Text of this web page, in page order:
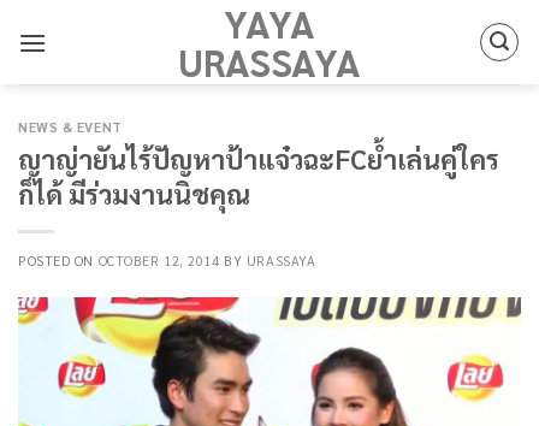
YAYA
URASSAYA
NEWS & EVENT
ญาญ่ายันไร้ปัญหาป้าแจ๋วฉะFCย้ำเล่นคู่ใคร
ก็ได้ มีร่วมงานนิชคุณ
POSTED ON OCTOBER 12, 2014 BY URASSAYA